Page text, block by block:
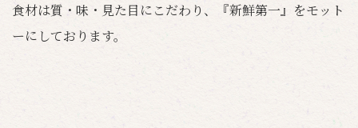
食材は質・味・見た目にこだわり、『新鮮第一』をモット
ーにしております。